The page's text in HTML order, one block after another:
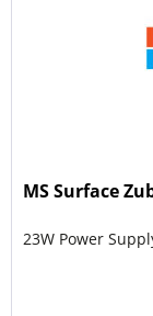
MS Surface
23W Power